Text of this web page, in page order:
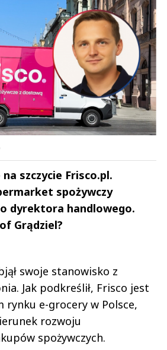
szczycie Frisco.pl.
spożywczy
dyrektora handlowego.
Grądziel?
swoje stanowisko z
Jak podkreślił, Frisco jest
rynku e-grocery w Polsce,
rozwoju
spożywczych.